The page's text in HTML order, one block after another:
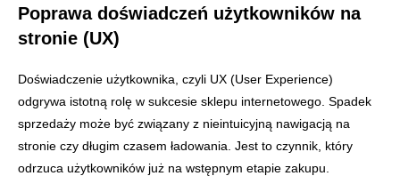
Poprawa doświadczeń użytkowników na
stronie (UX)
Doświadczenie użytkownika, czyli UX (User Experience)
odgrywa istotną rolę w sukcesie sklepu internetowego. Spadek
sprzedaży może być związany z nieintuicyjną nawigacją na
stronie czy długim czasem ładowania. Jest to czynnik, który
odrzuca użytkowników już na wstępnym etapie zakupu.